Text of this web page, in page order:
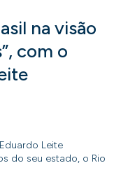
na visão
com o
Leite
do seu estado, o Rio